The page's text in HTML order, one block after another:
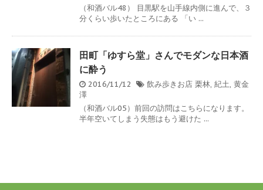
（和酒バル48） 目黒駅を山手線内側に進んで、３
分くらい歩いたところにある 「い ...
田町「ゆすら堂」さんでモダンな日本酒
に酔う
2016/11/12 飲み歩きお店 栗林, 紀土, 黄金
澤
（和酒バル05）前回の訪問はこちらになります。
半年空いてしまう失態はもう避けた ...